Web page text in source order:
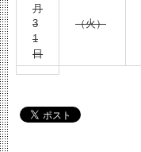
月
3
1
日
（火）